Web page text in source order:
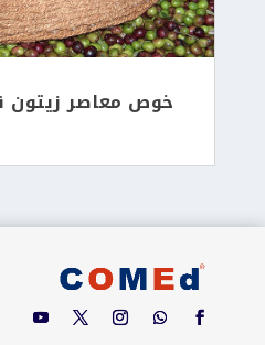
خوص معاصر زيتون